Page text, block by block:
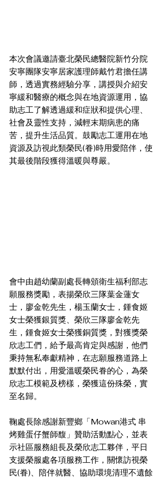
本次會議邀請臺北榮民總醫院新竹分院
安寧團隊安寧居家護理師戴竹君擔任講
師，透過實務經驗分享，講授與介紹安
寧緩和醫療的概念與在地資源運用，協
助志工了解透過緩和症狀和提供心理、
社會及靈性支持，減輕末期病患的痛
苦，提升生活品質。鼓勵志工運用在地
資源及訪視此類榮民(眷)時用愛陪伴，使
其最後階段獲得溫暖與尊嚴。
會中由趙幼蘭副處長轉頒衛生福利部志
願服務獎勵，表揚榮欣三隊葉金蓮女
士，廖金乾先生，楊玉蘭女士，鍾食姬
女士榮獲銀質獎、榮欣三隊廖金乾先
生，鍾食姬女士榮獲銅質獎，對獲獎榮
欣志工們，給予最高肯定與感謝，他們
秉持無私奉獻精神，在志願服務道路上
默默付出，用愛溫暖榮民眷的心，為榮
欣志工模範及榜樣，榮獲這份殊榮，實
至名歸。
鞠處長除感謝新豐鄉「Mowan港式 串
烤雞蛋仔蟹師馥」贊助活動點心，並表
示社區服務組長及榮欣志工夥伴，平日
支援榮服處各項服務工作，關懷訪視榮
民(眷)、陪伴就醫、協助環境清理不遺餘